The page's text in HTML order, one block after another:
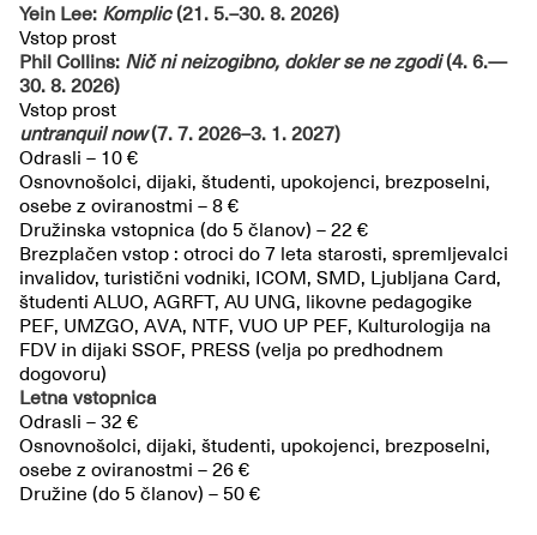
Yein Lee: Komplic(21. 5.–30. 8. 2026)
Vstop prost
Phil Collins: Nič ni neizogibno, dokler se ne zgodi(4. 6.—
30. 8. 2026)
Vstop prost
untranquil now(7. 7. 2026–3. 1. 2027)
Odrasli – 10 €
Osnovnošolci, dijaki, študenti, upokojenci, brezposelni,
osebe z oviranostmi – 8 €
Družinska vstopnica (do 5 članov) – 22 €
Brezplačen vstop : otroci do 7 leta starosti, spremljevalci
invalidov, turistični vodniki, ICOM, SMD, Ljubljana Card,
študenti ALUO, AGRFT, AU UNG, likovne pedagogike
PEF, UMZGO, AVA, NTF, VUO UP PEF, Kulturologija na
FDV in dijaki SSOF, PRESS (velja po predhodnem
dogovoru)
Letna vstopnica
Odrasli – 32 €
Osnovnošolci, dijaki, študenti, upokojenci, brezposelni,
osebe z oviranostmi – 26 €
Družine (do 5 članov) – 50 €